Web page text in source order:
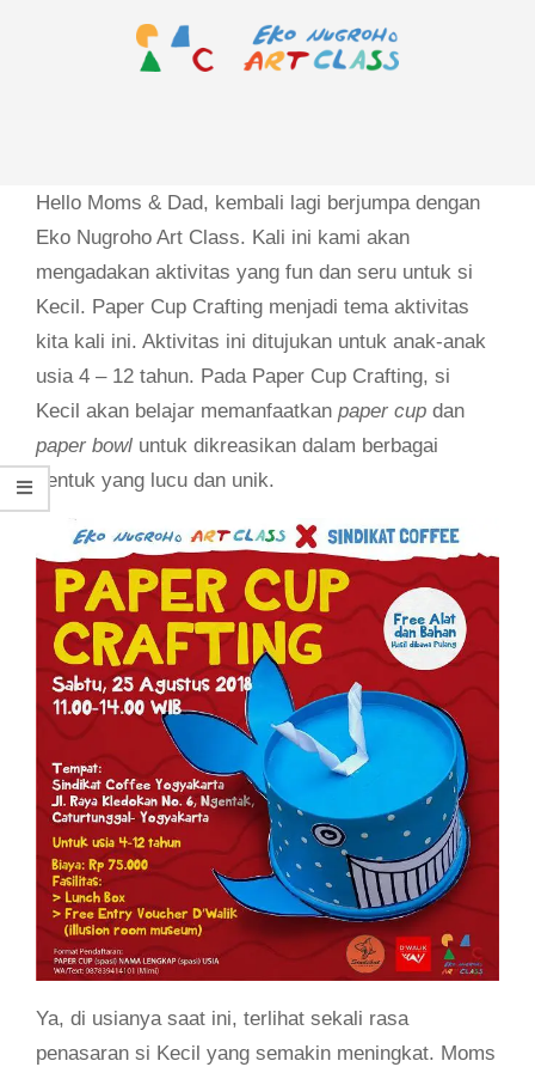
ART
CLASS
Hello Moms & Dad, kembali lagi berjumpa dengan
Eko Nugroho Art Class. Kali ini kami akan
mengadakan aktivitas yang fun dan seru untuk si
Kecil. Paper Cup Crafting menjadi tema aktivitas
kita kali ini. Aktivitas ini ditujukan untuk anak-anak
usia 4 – 12 tahun. Pada Paper Cup Crafting, si
Kecil akan belajar memanfaatkan paper cup dan
paper bowl untuk dikreasikan dalam berbagai
bentuk yang lucu dan unik.
Ya, di usianya saat ini, terlihat sekali rasa
penasaran si Kecil yang semakin meningkat. Moms